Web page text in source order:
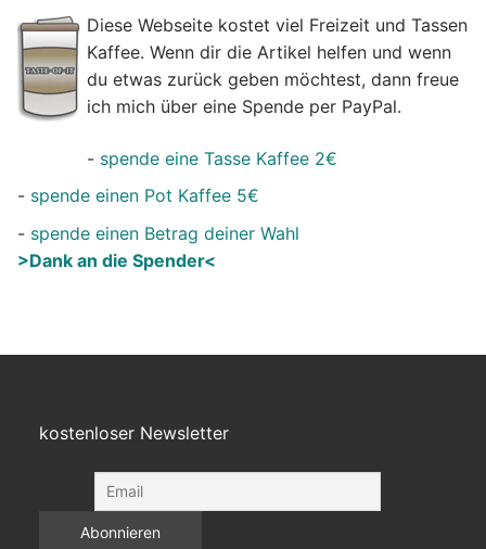
Diese Webseite kostet viel Freizeit und Tassen
Kaffee. Wenn dir die Artikel helfen und wenn
du etwas zurück geben möchtest, dann freue
ich mich über eine Spende per PayPal.
- spende eine Tasse Kaffee 2€
- spende einen Pot Kaffee 5€
- spende einen Betrag deiner Wahl
>Dank an die Spender<
kostenloser Newsletter